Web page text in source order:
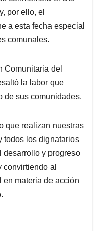
por ello, el
a esta fecha especial
comunales.
Comunitaria del
la labor que
de sus comunidades.
que realizan nuestras
todos los dignatarios
desarrollo y progreso
al
materia de acción